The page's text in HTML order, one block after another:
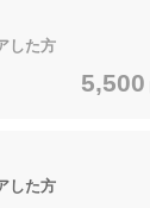
した方
5,500
した方